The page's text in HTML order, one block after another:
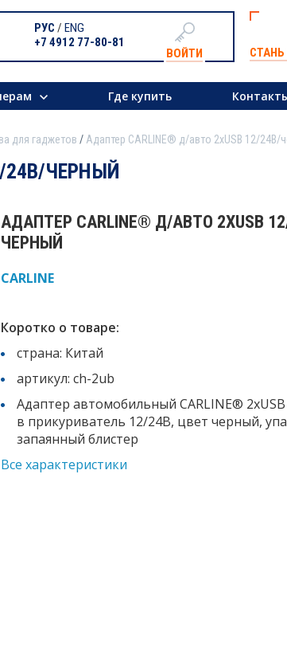
РУС / ENG
+7 4912 77-80-81
ВОЙТИ
Где купить
для гаджетов Адаптер CARLINE® д/авто 2хUSB 12/24В/
24В/ЧЕРНЫЙ
АДАПТЕР CARLINE® Д/АВТО 2ХUSB
ЧЕРНЫЙ
CARLINE
Коротко о товаре:
страна: Китай
артикул: ch-2ub
Адаптер автомобильный CARLINE® 2хUSB
в прикуриватель 12/24В, цвет черный,
запаянный блистер
Все характеристики